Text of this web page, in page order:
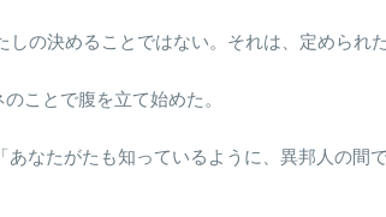
の決めることではない。それは、定められ
ことで腹を立て始めた。
なたがたも知っているように、異邦人の間